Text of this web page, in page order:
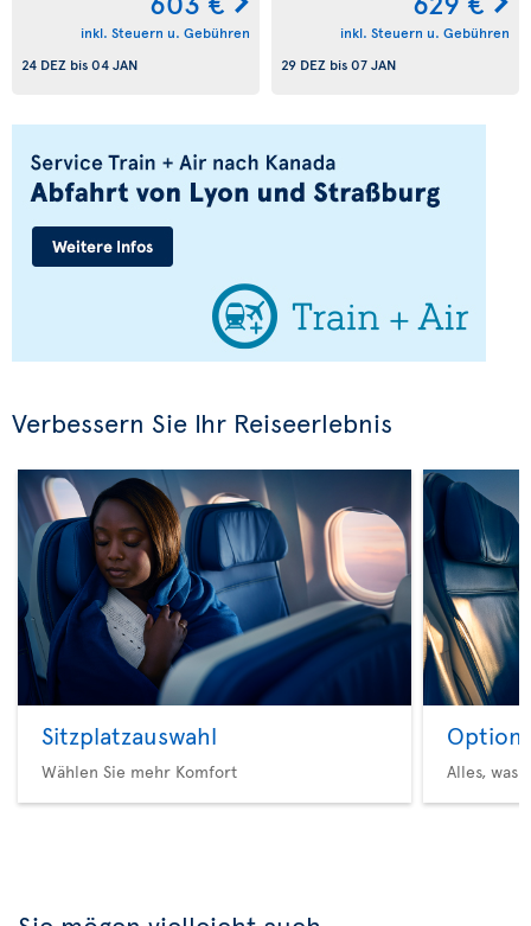
inkl. Steuern u. Gebühren
24 DEZ bis04 JAN
inkl. Steuern u. Gebühren
29 DEZ bis07 JAN
Verbessern Sie Ihr Reiseerlebnis
Sitzplatzauswahl
Wählen Sie mehr Komfort
Option
Alles, was